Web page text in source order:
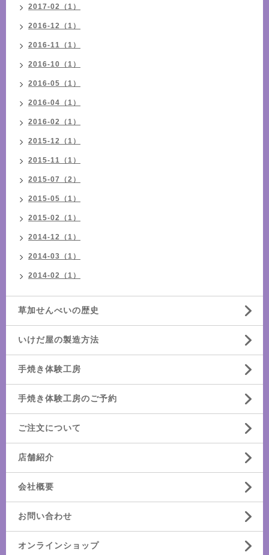
2017-02（1）
2016-12（1）
2016-11（1）
2016-10（1）
2016-05（1）
2016-04（1）
2016-02（1）
2015-12（1）
2015-11（1）
2015-07（2）
2015-05（1）
2015-02（1）
2014-12（1）
2014-03（1）
2014-02（1）
草加せんべいの歴史
いけだ屋の製造方法
手焼き体験工房
手焼き体験工房のご予約
ご注文について
店舗紹介
会社概要
お問い合わせ
オンラインショップ